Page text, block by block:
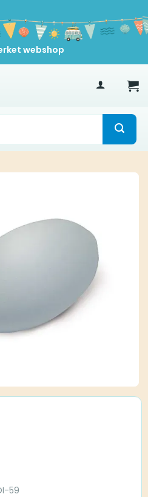
400
webshop
59